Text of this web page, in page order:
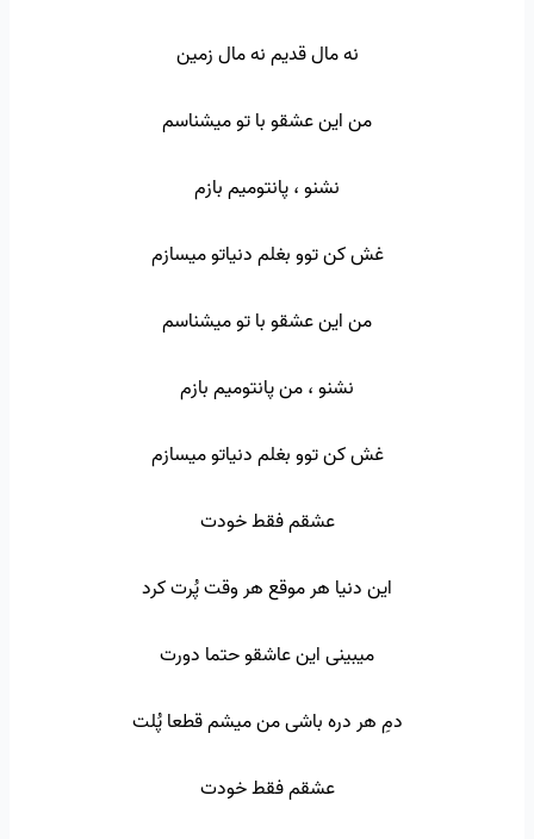
نه مال قدیم نه مال زمین
من این عشقو با تو میشناسم
نشنو ، پانتومیم بازم
غش کن توو بغلم دنیاتو میسازم
من این عشقو با تو میشناسم
نشنو ، من پانتومیم بازم
غش کن توو بغلم دنیاتو میسازم
عشقم فقط خودت
این دنیا هر موقع هر وقت پُرت کرد
میبینی این عاشقو حتما دورت
دمِ هر دره باشی من میشم قطعا پُلت
عشقم فقط خودت